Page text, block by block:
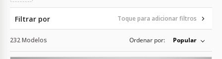
Filtrar por Toque para adicionar filtros
232 Modelos Ordenar por: Popular